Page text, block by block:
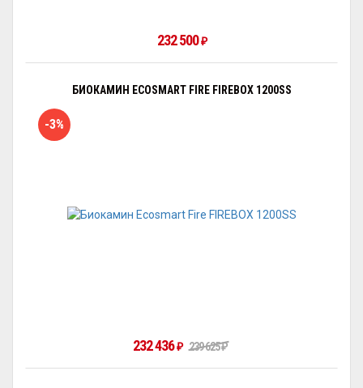
232 500₽
БИОКАМИН ECOSMART FIRE FIREBOX 1200SS
-3%
232 436₽ 239 625₽